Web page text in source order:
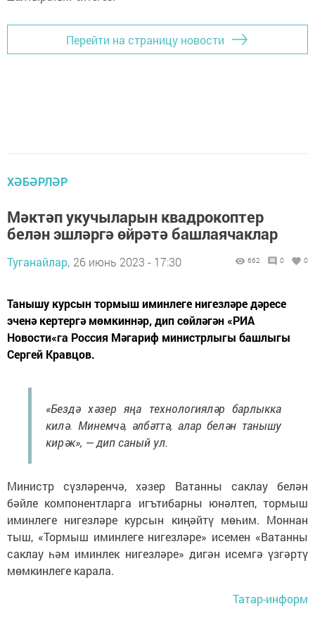
Перейти на страницу новости
ХӘБӘРЛӘР
Мәктәп укучыларын квадрокоптер
белән эшләргә өйрәтә башлаячаклар
Туганайлар, 26 июнь 2023 - 17:30 662 0 0
Танышу курсын тормыш иминлеге нигезләре дәресе
эченә кертергә мөмкиннәр, дип сөйләгән «РИА
Новости«га Россия Мәгариф министрлыгы башлыгы
Сергей Кравцов.
«Бездә хәзер яңа технологияләр барлыкка
килә. Минемчә, әлбәттә, алар белән танышу
кирәк», — дип саный ул.
Министр сүзләренчә, хәзер Ватанны саклау белән
бәйле компонентларга игътибарны юнәлтеп, тормыш
иминлеге нигезләре курсын киңәйтү мөһим. Моннан
тыш, «Тормыш иминлеге нигезләре» исемен «Ватанны
саклау һәм иминлек нигезләре» дигән исемгә үзгәртү
мөмкинлеге карала.
Татар-информ